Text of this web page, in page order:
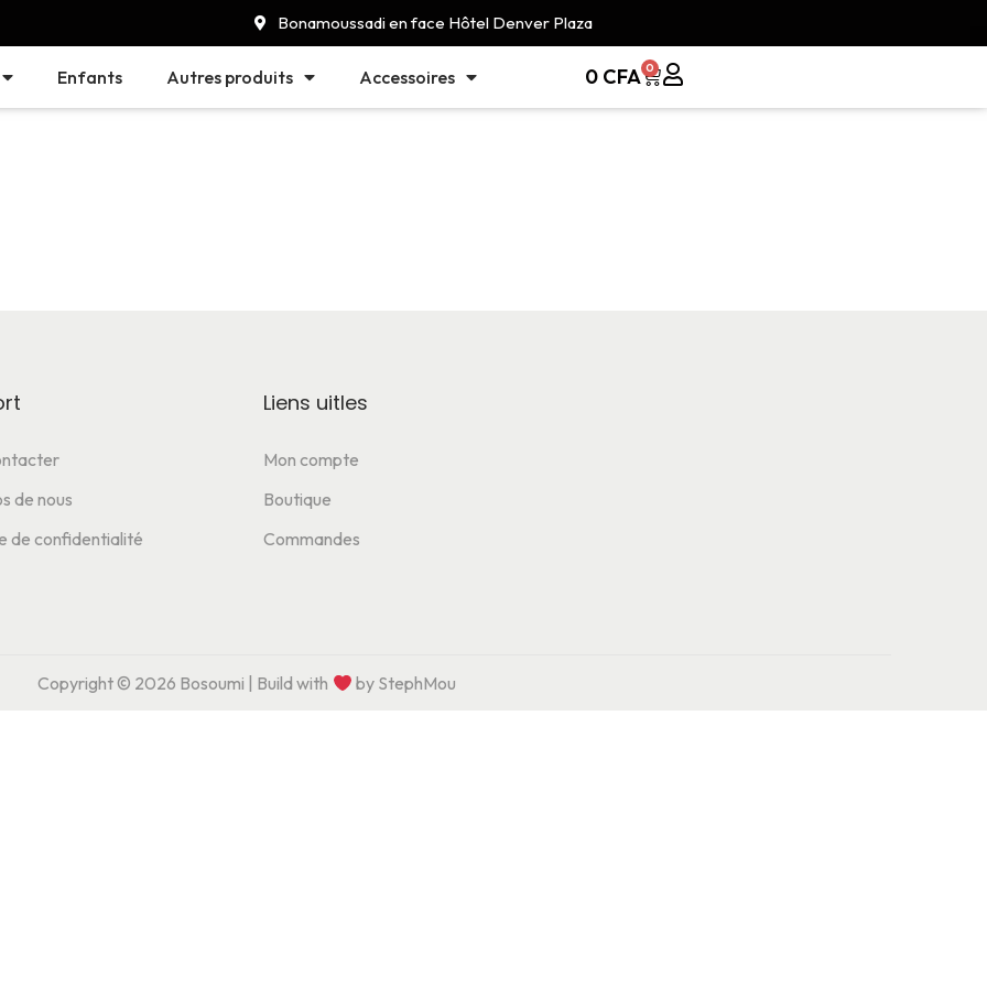
Bonamoussadi en face Hôtel Denver Plaza
Enfants Autres produits Accessoires 0 CFA 0
de nous
de confidentialité
Liens uitles
Mon compte
Boutique
Commandes
Copyright © 2026 Bosoumi | Build with by StephMou